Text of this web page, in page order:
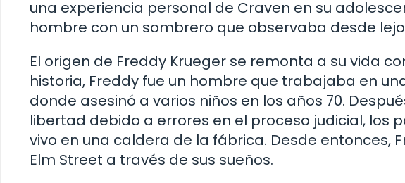
una experiencia personal de Craven en su
hombre con un sombrero que observaba desde
El origen de Freddy Krueger se remonta a su vida
historia, Freddy fue un hombre que trabajaba en
donde asesinó a varios niños en los años 70.
libertad debido a errores en el proceso judicial, los
vivo en una caldera de la fábrica. Desde entonces,
Elm Street a través de sus sueños.